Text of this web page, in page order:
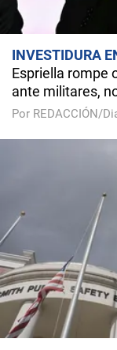
INVESTIDURA
Espriella rompe
ante militares,
Por REDACCIÓN/